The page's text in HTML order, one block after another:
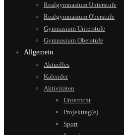
Realgymnasium Unterstufe
Realgymnasium Oberstufe
Gymnasium Unterstufe
Gymnasium Oberstufe
Allgemein
Aktuelles
Kalender
Aktivitäten
Unterricht
Projekttag(e)
Sport